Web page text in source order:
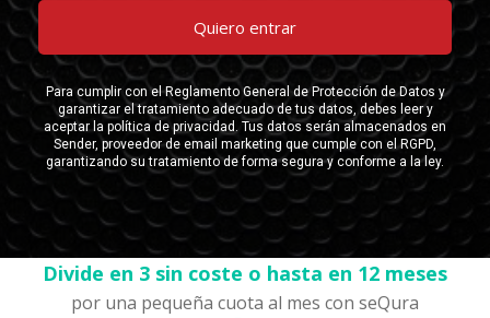
Divide en 3 sin coste o hasta en 12 meses
por una pequeña cuota al mes con seQura